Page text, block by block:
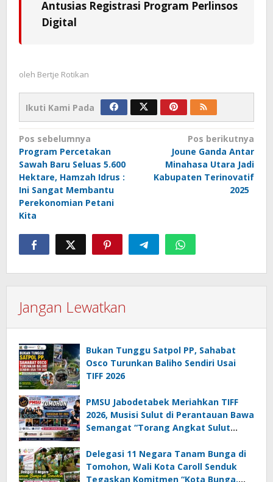
Antusias Registrasi Program Perlinsos
Digital
oleh Bertje Rotikan
Ikuti Kami Pada
Navigasi
pos
Pos sebelumnya
Program Percetakan
Sawah Baru Seluas 5.600
Hektare, Hamzah Idrus :
Ini Sangat Membantu
Perekonomian Petani
Kita
Pos berikutnya
Joune Ganda Antar
Minahasa Utara Jadi
Kabupaten Terinovatif
2025
Jangan Lewatkan
Bukan Tunggu Satpol PP, Sahabat
Osco Turunkan Baliho Sendiri Usai
TIFF 2026
PMSU Jabodetabek Meriahkan TIFF
2026, Musisi Sulut di Perantauan Bawa
Semangat “Torang Angkat Sulut
Delegasi 11 Negara Tanam Bunga di
Tomohon, Wali Kota Caroll Senduk
Tegaskan Komitmen “Kota Bunga,